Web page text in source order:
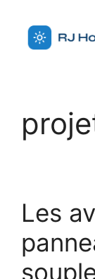
contenu
Les